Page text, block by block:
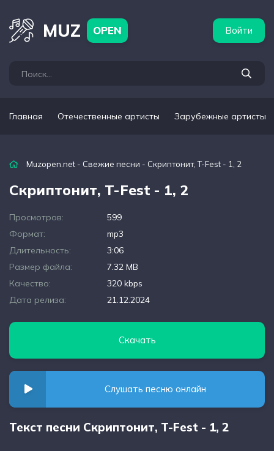
MUZ OPEN Войти
Главная Отечественные артисты Зарубежные артисты
Muzopen.net - Свежие песни - Скриптонит, T-Fest - 1, 2
Скриптонит, T-Fest - 1, 2
Просмотров:
599
Формат:
mp3
Длительность:
3:06
Размер файла:
7.32 MB
Качество:
320 kbps
Дата релиза:
21.12.2024
Скачать
Слушать песню онлайн
Текст песни Скриптонит, T-Fest - 1, 2
артисты Популярные подборки